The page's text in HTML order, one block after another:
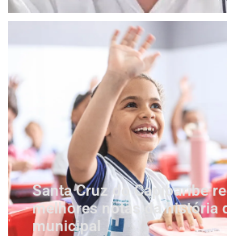
Santa Cruz do Capibaribe
melhores notas da história
municipal